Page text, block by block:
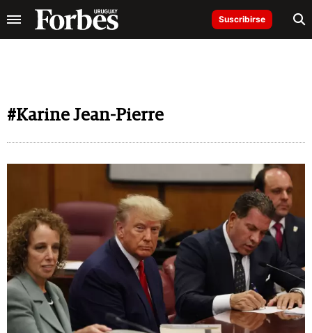
Suscribirse
#Karine Jean-Pierre